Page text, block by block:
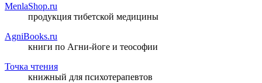
MenlaShop.ru
продукция тибетской медицины
AgniBooks.ru
книги по Агни-йоге и теософии
Точка чтения
книжный для психотерапевтов